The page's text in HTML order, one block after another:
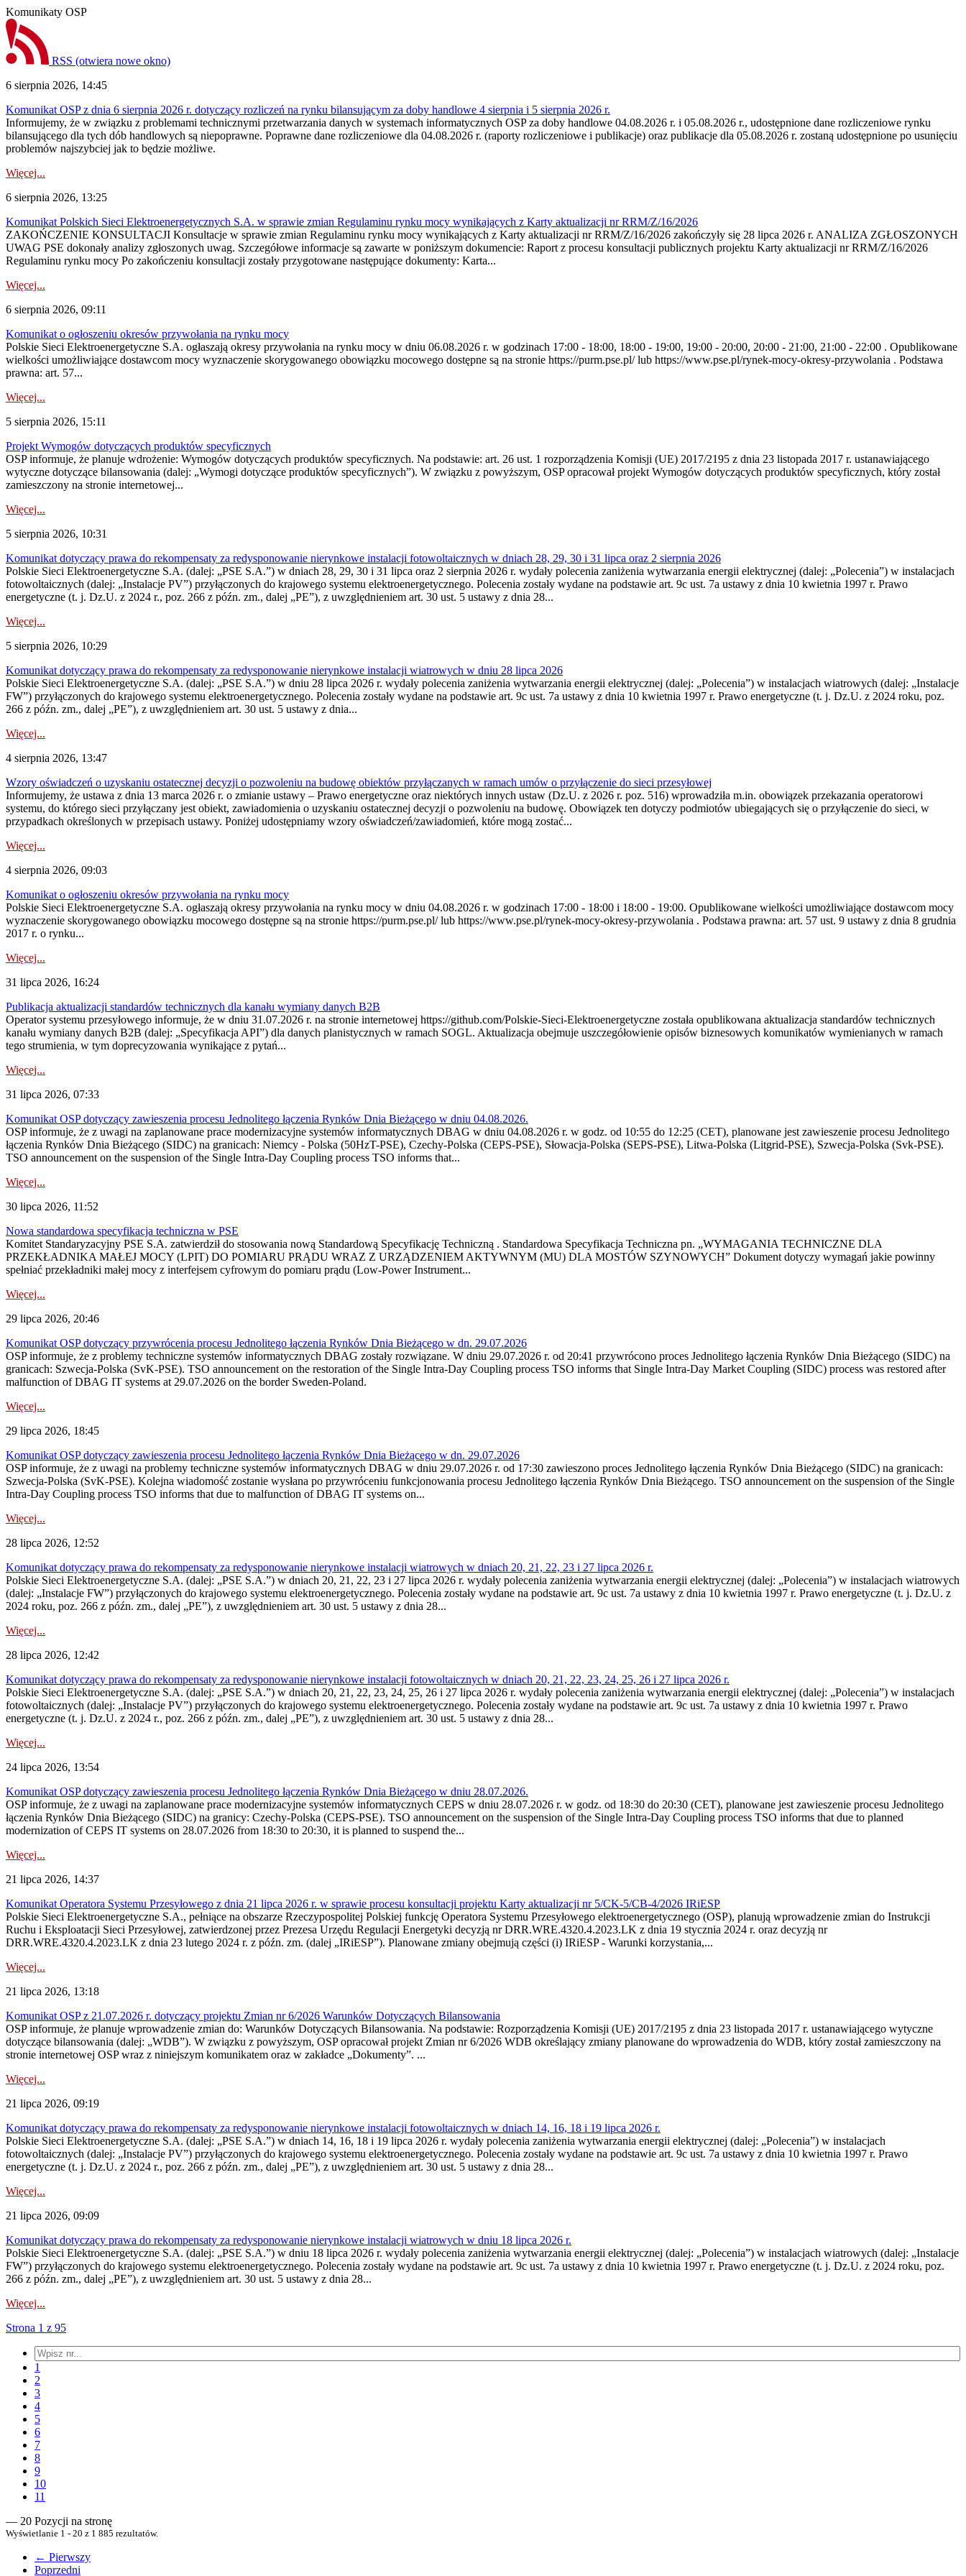
Komunikaty OSP
RSS (otwiera nowe okno)
6 sierpnia 2026, 14:45
Komunikat OSP z dnia 6 sierpnia 2026 r. dotyczący rozliczeń na rynku bilansującym za doby handlowe 4 sierpnia i 5 sierpnia 2026 r.
Informujemy, że w związku z problemami technicznymi przetwarzania danych w systemach informatycznych OSP za doby handlowe 04.08.2026 r. i 05.08.2026 r., udostępnione dane rozliczeniowe rynku
bilansującego dla tych dób handlowych są niepoprawne. Poprawne dane rozliczeniowe dla 04.08.2026 r. (raporty rozliczeniowe i publikacje) oraz publikacje dla 05.08.2026 r. zostaną udostępnione po usunięciu
problemów najszybciej jak to będzie możliwe.
Więcej...
6 sierpnia 2026, 13:25
Komunikat Polskich Sieci Elektroenergetycznych S.A. w sprawie zmian Regulaminu rynku mocy wynikających z Karty aktualizacji nr RRM/Z/16/2026
ZAKOŃCZENIE KONSULTACJI Konsultacje w sprawie zmian Regulaminu rynku mocy wynikających z Karty aktualizacji nr RRM/Z/16/2026 zakończyły się 28 lipca 2026 r. ANALIZA ZGŁOSZONYCH
UWAG PSE dokonały analizy zgłoszonych uwag. Szczegółowe informacje są zawarte w poniższym dokumencie: Raport z procesu konsultacji publicznych projektu Karty aktualizacji nr RRM/Z/16/2026
Regulaminu rynku mocy Po zakończeniu konsultacji zostały przygotowane następujące dokumenty: Karta...
Więcej...
6 sierpnia 2026, 09:11
Komunikat o ogłoszeniu okresów przywołania na rynku mocy
Polskie Sieci Elektroenergetyczne S.A. ogłaszają okresy przywołania na rynku mocy w dniu 06.08.2026 r. w godzinach 17:00 - 18:00, 18:00 - 19:00, 19:00 - 20:00, 20:00 - 21:00, 21:00 - 22:00 . Opublikowane
wielkości umożliwiające dostawcom mocy wyznaczenie skorygowanego obowiązku mocowego dostępne są na stronie https://purm.pse.pl/ lub https://www.pse.pl/rynek-mocy-okresy-przywolania . Podstawa
prawna: art. 57...
Więcej...
5 sierpnia 2026, 15:11
Projekt Wymogów dotyczących produktów specyficznych
OSP informuje, że planuje wdrożenie: Wymogów dotyczących produktów specyficznych. Na podstawie: art. 26 ust. 1 rozporządzenia Komisji (UE) 2017/2195 z dnia 23‍ listopada 2017 r. ustanawiającego
wytyczne dotyczące bilansowania (dalej: „Wymogi dotyczące produktów specyficznych”). W związku z powyższym, OSP opracował projekt Wymogów dotyczących produktów specyficznych, który został
zamieszczony na stronie internetowej...
Więcej...
5 sierpnia 2026, 10:31
Komunikat dotyczący prawa do rekompensaty za redysponowanie nierynkowe instalacji fotowoltaicznych w dniach 28, 29, 30 i 31 lipca oraz 2 sierpnia 2026
Polskie Sieci Elektroenergetyczne S.A. (dalej: „PSE S.A.”) w dniach 28, 29, 30 i 31 lipca oraz 2 sierpnia 2026 r. wydały polecenia zaniżenia wytwarzania energii elektrycznej (dalej: „Polecenia”) w instalacjach
fotowoltaicznych (dalej: „Instalacje PV”) przyłączonych do krajowego systemu elektroenergetycznego. Polecenia zostały wydane na podstawie art. 9c ust. 7a ustawy z dnia 10 kwietnia 1997 r. Prawo
energetyczne (t. j. Dz.U. z 2024 r., poz. 266 z późn. zm., dalej „PE”), z uwzględnieniem art. 30 ust. 5 ustawy z dnia 28...
Więcej...
5 sierpnia 2026, 10:29
Komunikat dotyczący prawa do rekompensaty za redysponowanie nierynkowe instalacji wiatrowych w dniu 28 lipca 2026
Polskie Sieci Elektroenergetyczne S.A. (dalej: „PSE S.A.”) w dniu 28 lipca 2026 r. wydały polecenia zaniżenia wytwarzania energii elektrycznej (dalej: „Polecenia”) w instalacjach wiatrowych (dalej: „Instalacje
FW”) przyłączonych do krajowego systemu elektroenergetycznego. Polecenia zostały wydane na podstawie art. 9c ust. 7a ustawy z dnia 10 kwietnia 1997 r. Prawo energetyczne (t. j. Dz.U. z 2024 roku, poz.
266 z późn. zm., dalej „PE”), z uwzględnieniem art. 30 ust. 5 ustawy z dnia...
Więcej...
4 sierpnia 2026, 13:47
Wzory oświadczeń o uzyskaniu ostatecznej decyzji o pozwoleniu na budowę obiektów przyłączanych w ramach umów o przyłączenie do sieci przesyłowej
Informujemy, że ustawa z dnia 13 marca 2026 r. o zmianie ustawy – Prawo energetyczne oraz niektórych innych ustaw (Dz.U. z 2026 r. poz. 516) wprowadziła m.in. obowiązek przekazania operatorowi
systemu, do którego sieci przyłączany jest obiekt, zawiadomienia o uzyskaniu ostatecznej decyzji o pozwoleniu na budowę. Obowiązek ten dotyczy podmiotów ubiegających się o przyłączenie do sieci, w
przypadkach określonych w przepisach ustawy. Poniżej udostępniamy wzory oświadczeń/zawiadomień, które mogą zostać...
Więcej...
4 sierpnia 2026, 09:03
Komunikat o ogłoszeniu okresów przywołania na rynku mocy
Polskie Sieci Elektroenergetyczne S.A. ogłaszają okresy przywołania na rynku mocy w dniu 04.08.2026 r. w godzinach 17:00 - 18:00 i 18:00 - 19:00. Opublikowane wielkości umożliwiające dostawcom mocy
wyznaczenie skorygowanego obowiązku mocowego dostępne są na stronie https://purm.pse.pl/ lub https://www.pse.pl/rynek-mocy-okresy-przywolania . Podstawa prawna: art. 57 ust. 9 ustawy z dnia 8 grudnia
2017 r. o rynku...
Więcej...
31 lipca 2026, 16:24
Publikacja aktualizacji standardów technicznych dla kanału wymiany danych B2B
Operator systemu przesyłowego informuje, że w dniu 31.07.2026 r. na stronie internetowej https://github.com/Polskie-Sieci-Elektroenergetyczne została opublikowana aktualizacja standardów technicznych
kanału wymiany danych B2B (dalej: „Specyfikacja API”) dla danych planistycznych w ramach SOGL. Aktualizacja obejmuje uszczegółowienie opisów biznesowych komunikatów wymienianych w ramach
tego strumienia, w tym doprecyzowania wynikające z pytań...
Więcej...
31 lipca 2026, 07:33
Komunikat OSP dotyczący zawieszenia procesu Jednolitego łączenia Rynków Dnia Bieżącego w dniu 04.08.2026.
OSP informuje, że z uwagi na zaplanowane prace modernizacyjne systemów informatycznych DBAG w dniu 04.08.2026 r. w godz. od 10:55 do 12:25 (CET), planowane jest zawieszenie procesu Jednolitego
łączenia Rynków Dnia Bieżącego (SIDC) na granicach: Niemcy - Polska (50HzT-PSE), Czechy-Polska (CEPS-PSE), Słowacja-Polska (SEPS-PSE), Litwa-Polska (Litgrid-PSE), Szwecja-Polska (Svk-PSE).
TSO announcement on the suspension of the Single Intra-Day Coupling process TSO informs that...
Więcej...
30 lipca 2026, 11:52
Nowa standardowa specyfikacja techniczna w PSE
Komitet Standaryzacyjny PSE S.A. zatwierdził do stosowania nową Standardową Specyfikację Techniczną . Standardowa Specyfikacja Techniczna pn. „WYMAGANIA TECHNICZNE DLA
PRZEKŁADNIKA MAŁEJ MOCY (LPIT) DO POMIARU PRĄDU WRAZ Z URZĄDZENIEM AKTYWNYM (MU) DLA MOSTÓW SZYNOWYCH” Dokument dotyczy wymagań jakie powinny
spełniać przekładniki małej mocy z interfejsem cyfrowym do pomiaru prądu (Low-Power Instrument...
Więcej...
29 lipca 2026, 20:46
Komunikat OSP dotyczący przywrócenia procesu Jednolitego łączenia Rynków Dnia Bieżącego w dn. 29.07.2026
OSP informuje, że z problemy techniczne systemów informatycznych DBAG zostały rozwiązane. W dniu 29.07.2026 r. od 20:41 przywrócono proces Jednolitego łączenia Rynków Dnia Bieżącego (SIDC) na
granicach: Szwecja-Polska (SvK-PSE). TSO announcement on the restoration of the Single Intra-Day Coupling process TSO informs that Single Intra-Day Market Coupling (SIDC) process was restored after
malfunction of DBAG IT systems at 29.07.2026 on the border Sweden-Poland.
Więcej...
29 lipca 2026, 18:45
Komunikat OSP dotyczący zawieszenia procesu Jednolitego łączenia Rynków Dnia Bieżącego w dn. 29.07.2026
OSP informuje, że z uwagi na problemy techniczne systemów informatycznych DBAG w dniu 29.07.2026 r. od 17:30 zawieszono proces Jednolitego łączenia Rynków Dnia Bieżącego (SIDC) na granicach:
Szwecja-Polska (SvK-PSE). Kolejna wiadomość zostanie wysłana po przywróceniu funkcjonowania procesu Jednolitego łączenia Rynków Dnia Bieżącego. TSO announcement on the suspension of the Single
Intra-Day Coupling process TSO informs that due to malfunction of DBAG IT systems on...
Więcej...
28 lipca 2026, 12:52
Komunikat dotyczący prawa do rekompensaty za redysponowanie nierynkowe instalacji wiatrowych w dniach 20, 21, 22, 23 i 27 lipca 2026 r.
Polskie Sieci Elektroenergetyczne S.A. (dalej: „PSE S.A.”) w dniach 20, 21, 22, 23 i 27 lipca 2026 r. wydały polecenia zaniżenia wytwarzania energii elektrycznej (dalej: „Polecenia”) w instalacjach wiatrowych
(dalej: „Instalacje FW”) przyłączonych do krajowego systemu elektroenergetycznego. Polecenia zostały wydane na podstawie art. 9c ust. 7a ustawy z dnia 10 kwietnia 1997 r. Prawo energetyczne (t. j. Dz.U. z
2024 roku, poz. 266 z późn. zm., dalej „PE”), z uwzględnieniem art. 30 ust. 5 ustawy z dnia 28...
Więcej...
28 lipca 2026, 12:42
Komunikat dotyczący prawa do rekompensaty za redysponowanie nierynkowe instalacji fotowoltaicznych w dniach 20, 21, 22, 23, 24, 25, 26 i 27 lipca 2026 r.
Polskie Sieci Elektroenergetyczne S.A. (dalej: „PSE S.A.”) w dniach 20, 21, 22, 23, 24, 25, 26 i 27 lipca 2026 r. wydały polecenia zaniżenia wytwarzania energii elektrycznej (dalej: „Polecenia”) w instalacjach
fotowoltaicznych (dalej: „Instalacje PV”) przyłączonych do krajowego systemu elektroenergetycznego. Polecenia zostały wydane na podstawie art. 9c ust. 7a ustawy z dnia 10 kwietnia 1997 r. Prawo
energetyczne (t. j. Dz.U. z 2024 r., poz. 266 z późn. zm., dalej „PE”), z uwzględnieniem art. 30 ust. 5 ustawy z dnia 28...
Więcej...
24 lipca 2026, 13:54
Komunikat OSP dotyczący zawieszenia procesu Jednolitego łączenia Rynków Dnia Bieżącego w dniu 28.07.2026.
OSP informuje, że z uwagi na zaplanowane prace modernizacyjne systemów informatycznych CEPS w dniu 28.07.2026 r. w godz. od 18:30 do 20:30 (CET), planowane jest zawieszenie procesu Jednolitego
łączenia Rynków Dnia Bieżącego (SIDC) na granicy: Czechy-Polska (CEPS-PSE). TSO announcement on the suspension of the Single Intra-Day Coupling process TSO informs that due to planned
modernization of CEPS IT systems on 28.07.2026 from 18:30 to 20:30, it is planned to suspend the...
Więcej...
21 lipca 2026, 14:37
Komunikat Operatora Systemu Przesyłowego z dnia 21 lipca 2026 r. w sprawie procesu konsultacji projektu Karty aktualizacji nr 5/CK-5/CB-4/2026 IRiESP
Polskie Sieci Elektroenergetyczne S.A., pełniące na obszarze Rzeczypospolitej Polskiej funkcję Operatora Systemu Przesyłowego elektroenergetycznego (OSP), planują wprowadzenie zmian do Instrukcji
Ruchu i Eksploatacji Sieci Przesyłowej, zatwierdzonej przez Prezesa Urzędu Regulacji Energetyki decyzją nr DRR.WRE.4320.4.2023.LK z dnia 19 stycznia 2024 r. oraz decyzją nr
DRR.WRE.4320.4.2023.LK z dnia 23 lutego 2024 r. z późn. zm. (dalej „IRiESP”). Planowane zmiany obejmują części (i) IRiESP - Warunki korzystania,...
Więcej...
21 lipca 2026, 13:18
Komunikat OSP z 21.07.2026 r. dotyczący projektu Zmian nr 6/2026 Warunków Dotyczących Bilansowania
OSP informuje, że planuje wprowadzenie zmian do: Warunków Dotyczących Bilansowania. Na podstawie: Rozporządzenia Komisji (UE) 2017/2195 z dnia 23‍ listopada 2017 r. ustanawiającego wytyczne
dotyczące bilansowania (dalej: „WDB”). W związku z powyższym, OSP opracował projekt Zmian nr 6/2026 WDB określający zmiany planowane do wprowadzenia do WDB, który został zamieszczony na
stronie internetowej OSP wraz z niniejszym komunikatem oraz w zakładce „Dokumenty”. ...
Więcej...
21 lipca 2026, 09:19
Komunikat dotyczący prawa do rekompensaty za redysponowanie nierynkowe instalacji fotowoltaicznych w dniach 14, 16, 18 i 19 lipca 2026 r.
Polskie Sieci Elektroenergetyczne S.A. (dalej: „PSE S.A.”) w dniach 14, 16, 18 i 19 lipca 2026 r. wydały polecenia zaniżenia wytwarzania energii elektrycznej (dalej: „Polecenia”) w instalacjach
fotowoltaicznych (dalej: „Instalacje PV”) przyłączonych do krajowego systemu elektroenergetycznego. Polecenia zostały wydane na podstawie art. 9c ust. 7a ustawy z dnia 10 kwietnia 1997 r. Prawo
energetyczne (t. j. Dz.U. z 2024 r., poz. 266 z późn. zm., dalej „PE”), z uwzględnieniem art. 30 ust. 5 ustawy z dnia 28...
Więcej...
21 lipca 2026, 09:09
Komunikat dotyczący prawa do rekompensaty za redysponowanie nierynkowe instalacji wiatrowych w dniu 18 lipca 2026 r.
Polskie Sieci Elektroenergetyczne S.A. (dalej: „PSE S.A.”) w dniu 18 lipca 2026 r. wydały polecenia zaniżenia wytwarzania energii elektrycznej (dalej: „Polecenia”) w instalacjach wiatrowych (dalej: „Instalacje
FW”) przyłączonych do krajowego systemu elektroenergetycznego. Polecenia zostały wydane na podstawie art. 9c ust. 7a ustawy z dnia 10 kwietnia 1997 r. Prawo energetyczne (t. j. Dz.U. z 2024 roku, poz.
266 z późn. zm., dalej „PE”), z uwzględnieniem art. 30 ust. 5 ustawy z dnia 28...
Więcej...
Strona 1 z 95
1
2
3
4
5
6
7
8
9
10
11
— 20 Pozycji na stronę
Wyświetlanie 1 - 20 z 1 885 rezultatów.
← Pierwszy
Poprzedni